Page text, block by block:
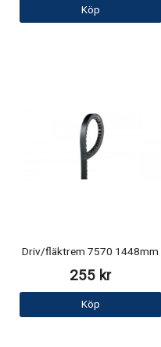
Köp
Driv/fläktrem 7570 1448mm
255 kr
Köp